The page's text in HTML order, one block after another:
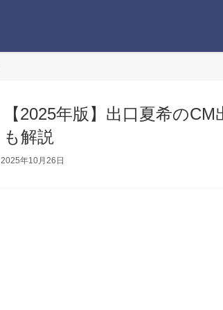
【2025年版】出口夏希の
も解説
2025年10月26日